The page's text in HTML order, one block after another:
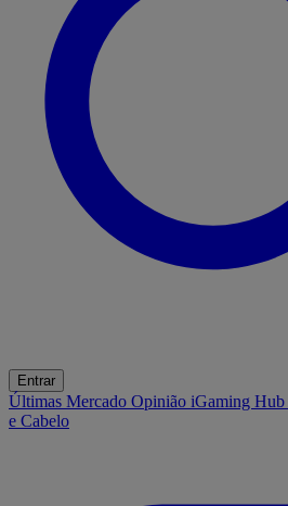
Entrar
Últimas Mercado Opinião iGaming Hub
e Cabelo